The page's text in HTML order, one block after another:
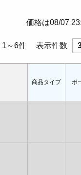
価格は08/07
1～6件 表示件数
商品タイプ ポ